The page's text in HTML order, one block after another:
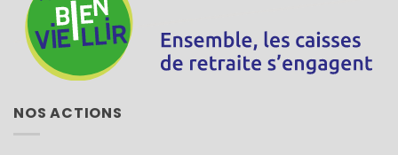
NOS ACTIONS